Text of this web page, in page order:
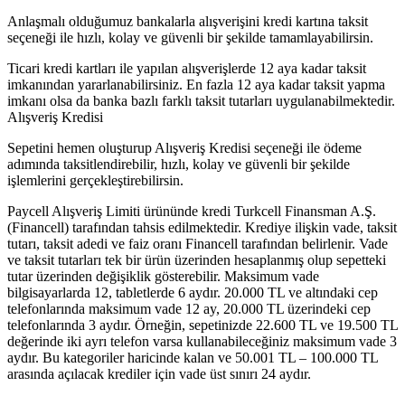
Anlaşmalı olduğumuz bankalarla alışverişini kredi kartına taksit
seçeneği ile hızlı, kolay ve güvenli bir şekilde tamamlayabilirsin.
Ticari kredi kartları ile yapılan alışverişlerde 12 aya kadar taksit
imkanından yararlanabilirsiniz. En fazla 12 aya kadar taksit yapma
imkanı olsa da banka bazlı farklı taksit tutarları uygulanabilmektedir.
Alışveriş Kredisi
Sepetini hemen oluşturup Alışveriş Kredisi seçeneği ile ödeme
adımında taksitlendirebilir, hızlı, kolay ve güvenli bir şekilde
işlemlerini gerçekleştirebilirsin.
Paycell Alışveriş Limiti ürününde kredi Turkcell Finansman A.Ş.
(Financell) tarafından tahsis edilmektedir. Krediye ilişkin vade, taksit
tutarı, taksit adedi ve faiz oranı Financell tarafından belirlenir. Vade
ve taksit tutarları tek bir ürün üzerinden hesaplanmış olup sepetteki
tutar üzerinden değişiklik gösterebilir. Maksimum vade
bilgisayarlarda 12, tabletlerde 6 aydır. 20.000 TL ve altındaki cep
telefonlarında maksimum vade 12 ay, 20.000 TL üzerindeki cep
telefonlarında 3 aydır. Örneğin, sepetinizde 22.600 TL ve 19.500 TL
değerinde iki ayrı telefon varsa kullanabileceğiniz maksimum vade 3
aydır. Bu kategoriler haricinde kalan ve 50.001 TL – 100.000 TL
arasında açılacak krediler için vade üst sınırı 24 aydır.